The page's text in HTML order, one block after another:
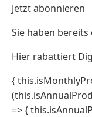
Jetzt abonnieren
Sie haben bereits
Hier rabattiert
{
=> {